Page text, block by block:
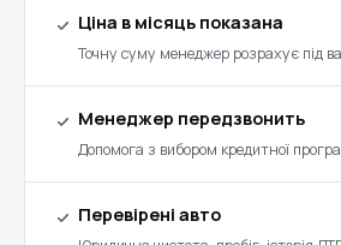
Ціна в місяць показана
Точну суму менеджер розрахує під
Менеджер передзвонить
Допомога з вибором кредитної
Перевірені авто